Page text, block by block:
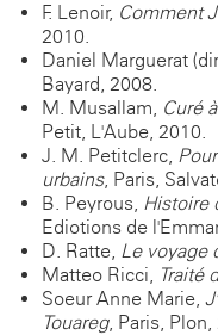
F. Lenoir, Comment
2010.
Daniel Marguerat
Bayard, 2008.
M. Musallam, Curé
Petit, L'Aube, 2010.
J. M. Petitclerc,
urbains, Paris,
B. Peyrous, Histoire
Ediotions de
D. Ratte, Le voyage
Matteo Ricci, Traité
Soeur Anne Marie,
Touareg, Paris, Plon,